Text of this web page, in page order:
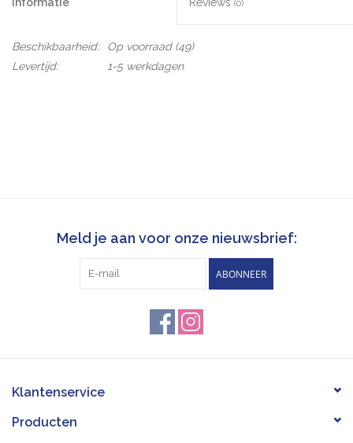
Informatie Reviews (0)
Beschikbaarheid: Op voorraad(49)
Levertijd:
1-5 werkdagen
Meld je aan voor onze nieuwsbrief:
ABONNEER
Klantenservice
Producten